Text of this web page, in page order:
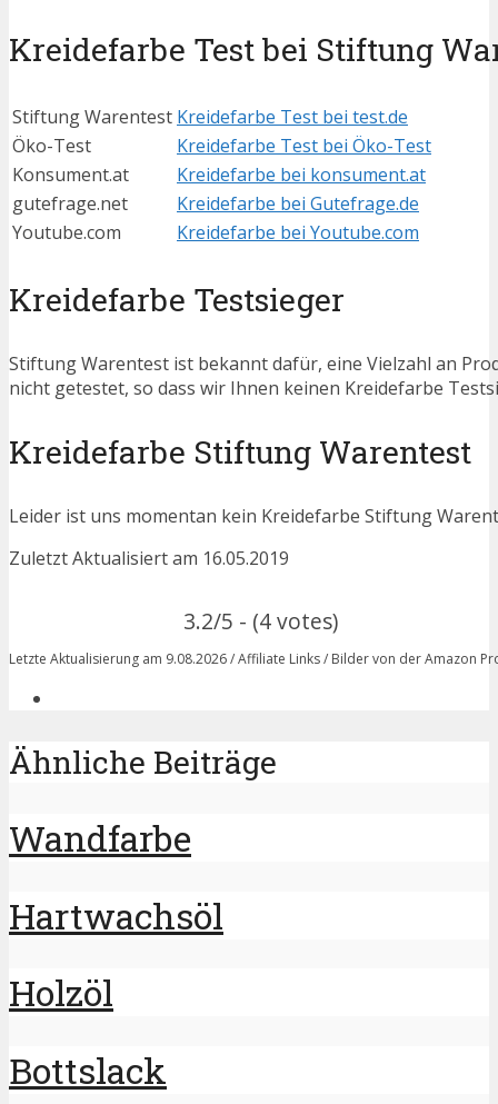
Kreidefarbe Test bei Stiftung
Stiftung Warentest Kreidefarbe Test bei test.de
Öko-Test
Kreidefarbe Test bei Öko-Test
Konsument.at
Kreidefarbe bei konsument.at
gutefrage.net
Kreidefarbe bei Gutefrage.de
Youtube.com
Kreidefarbe bei Youtube.com
Kreidefarbe Testsieger
Stiftung Warentest ist bekannt dafür, eine Vielzahl an
nicht getestet, so dass wir Ihnen keinen Kreidefarbe
Kreidefarbe Stiftung Warentest
Leider ist uns momentan kein Kreidefarbe Stiftung
Zuletzt Aktualisiert am 16.05.2019
3.2/5 - (4 votes)
Letzte Aktualisierung am 9.08.2026 / Affiliate Links / Bilder von der Amazon
Ähnliche Beiträge
Wandfarbe
Hartwachsöl
Holzöl
Bottslack